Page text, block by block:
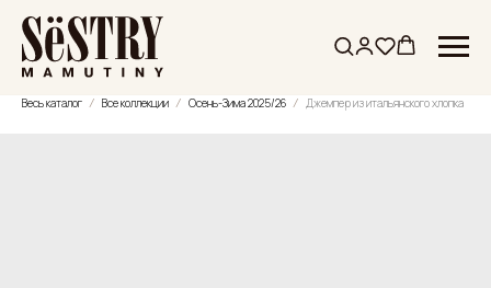
Весь каталог Все коллекции Осень-Зима 2025/26 Джемпер из итальянского хлопка